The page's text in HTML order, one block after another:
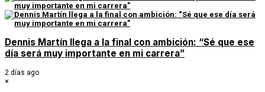
Dennis Martín llega a la final con ambición: “Sé que ese
día será muy importante en mi carrera”
2 días ago
×